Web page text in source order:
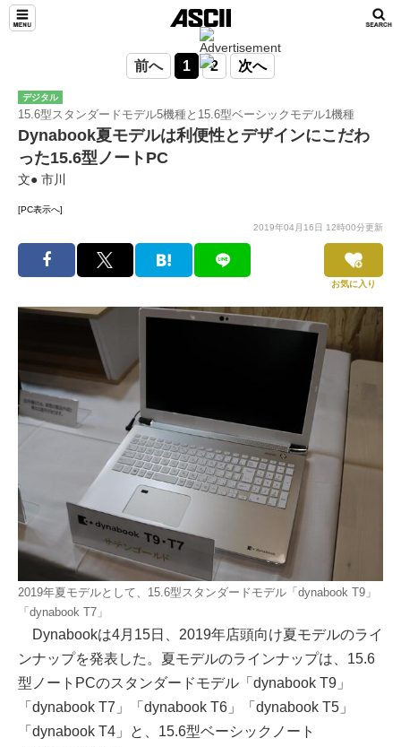
前へ 1 2 次へ
デジタル
15.6型スタンダードモデル5機種と15.6型ベーシックモデル1機種
Dynabook夏モデルは利便性とデザインにこだわ
った15.6型ノートPC
文● 市川
[PC表示へ]
2019年04月16日 12時00分更新
お気に入り
2019年夏モデルとして、15.6型スタンダードモデル「dynabook T9」
「dynabook T7」
Dynabookは4月15日、2019年店頭向け夏モデルのライ
ンナップを発表した。夏モデルのラインナップは、15.6
型ノートPCのスタンダードモデル「dynabook T9」
「dynabook T7」「dynabook T6」「dynabook T5」
「dynabook T4」と、15.6型ベーシックノート